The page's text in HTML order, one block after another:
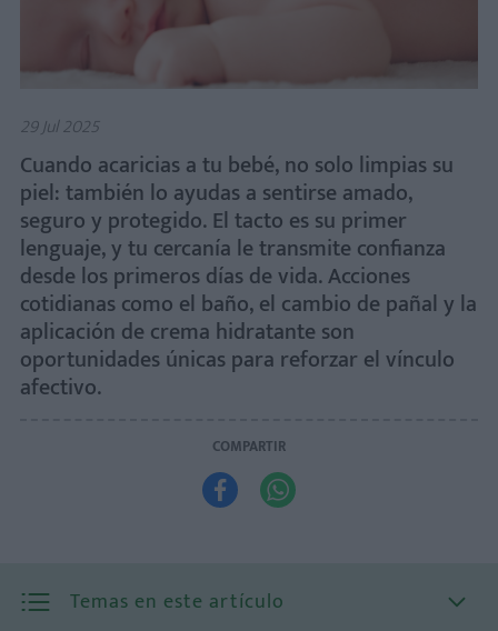
29 Jul 2025
Cuando acaricias a tu bebé, no solo limpias su
piel: también lo ayudas a sentirse amado,
seguro y protegido. El tacto es su primer
lenguaje, y tu cercanía le transmite confianza
desde los primeros días de vida. Acciones
cotidianas como el baño, el cambio de pañal y la
aplicación de crema hidratante son
oportunidades únicas para reforzar el vínculo
afectivo.
COMPARTIR
 
Temas en este artículo